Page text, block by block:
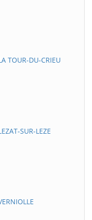
TOUR-DU-CRIEU
SUR-LEZE